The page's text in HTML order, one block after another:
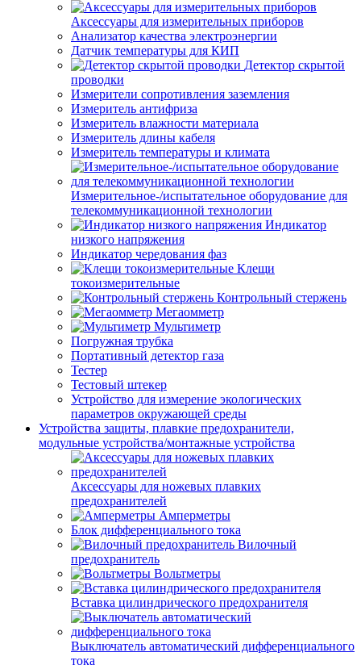
Аксессуары для измерительных приборов
Анализатор качества электроэнергии
Датчик температуры для КИП
Детектор скрытой
проводки
Измерители сопротивления заземления
Измеритель антифриза
Измеритель влажности материала
Измеритель длины кабеля
Измеритель температуры и климата
Измерительное-/испытательное оборудование для
телекоммуникационной технологии
Индикатор
низкого напряжения
Индикатор чередования фаз
Клещи
токоизмерительные
Контрольный стержень
Мегаомметр
Мультиметр
Погружная трубка
Портативный детектор газа
Тестер
Тестовый штекер
Устройство для измерение экологических
параметров окружающей среды
Устройства защиты, плавкие предохранители,
модульные устройства/монтажные устройства
Аксессуары для ножевых плавких
предохранителей
Амперметры
Блок дифференциального тока
Вилочный
предохранитель
Вольтметры
Вставка цилиндрического предохранителя
Выключатель автоматический дифференциального
тока